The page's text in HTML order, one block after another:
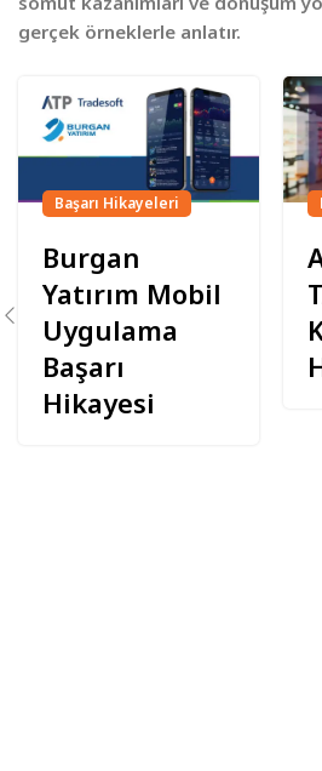
"The Global Economics Awards"
"Türkiye'nin En İyi İşverenleri 2026"
Daha fazla bilgi al!
gerçek örneklerle anlatır.
Başarı Hikayeleri
Burgan
Yatırım Mobil
Uygulama
Başarı
Hikayesi